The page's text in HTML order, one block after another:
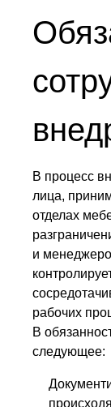
В процесс
лица,
отделах
и
рабочих
В
следующее: